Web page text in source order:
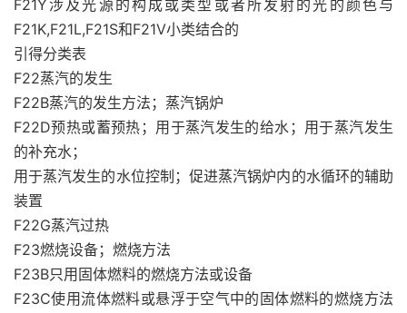
F21Y涉及光源的构成或类型或者所发射的光的颜色与
F21K,F21L,F21S和F21V小类结合的
引得分类表
F22蒸汽的发生
F22B蒸汽的发生方法；蒸汽锅炉
F22D预热或蓄预热；用于蒸汽发生的给水；用于蒸汽发生
的补充水；
用于蒸汽发生的水位控制；促进蒸汽锅炉内的水循环的辅助
装置
F22G蒸汽过热
F23燃烧设备；燃烧方法
F23B只用固体燃料的燃烧方法或设备
F23C使用流体燃料或悬浮于空气中的固体燃料的燃烧方法